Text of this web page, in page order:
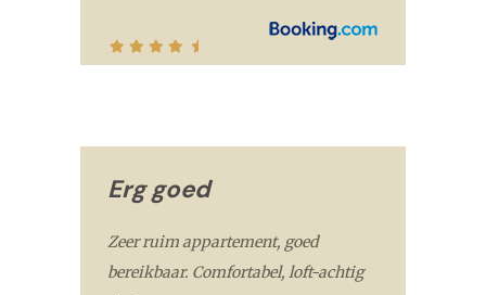
Erg goed
Zeer ruim appartement, goed
bereikbaar. Comfortabel, loft-achtig